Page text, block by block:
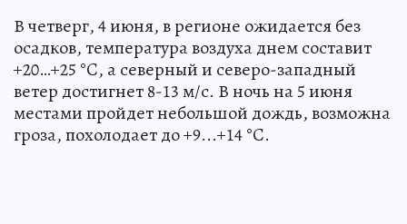
В четверг, 4 июня, в регионе ожидается без
осадков, температура воздуха днем составит
+20…+25 °C, а северный и северо-западный
ветер достигнет 8-13 м/с. В ночь на 5 июня
местами пройдет небольшой дождь, возможна
гроза, похолодает до +9...+14 °C.